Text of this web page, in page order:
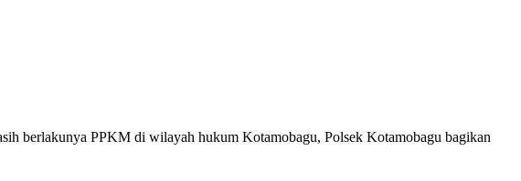
berlakunya PPKM di wilayah hukum Kotamobagu, Polsek Kotamobagu bagikan